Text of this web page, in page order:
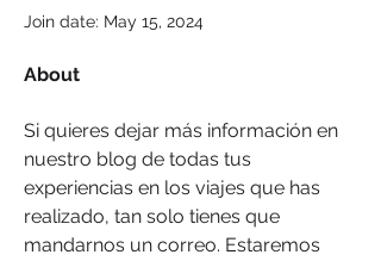
Join date: May 15, 2024
About
Si quieres dejar más información en
nuestro blog de todas tus
experiencias en los viajes que has
realizado, tan solo tienes que
mandarnos un correo. Estaremos